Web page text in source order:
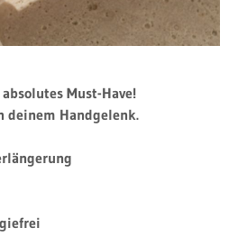
Must-Have!
deinem Handgelenk.